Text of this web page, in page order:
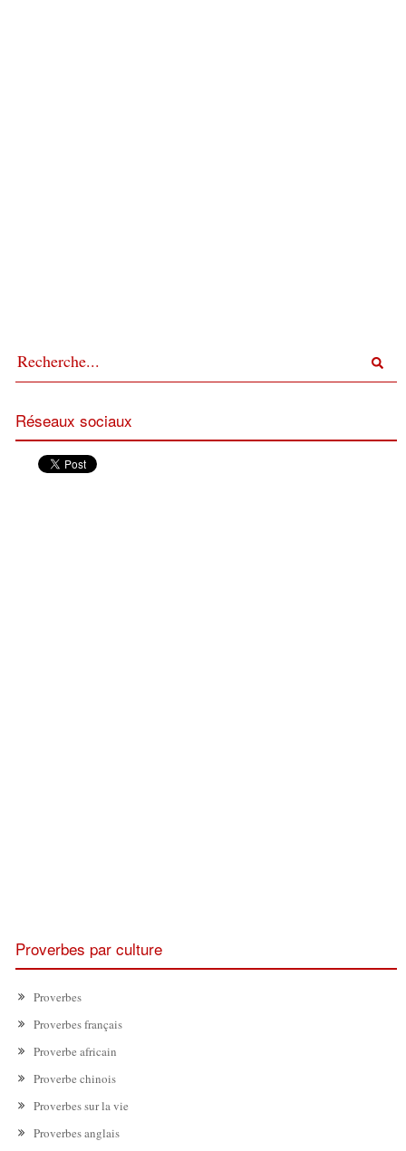
Réseaux sociaux
Proverbes par culture
Proverbes
Proverbes français
Proverbe africain
Proverbe chinois
Proverbes sur la vie
Proverbes anglais